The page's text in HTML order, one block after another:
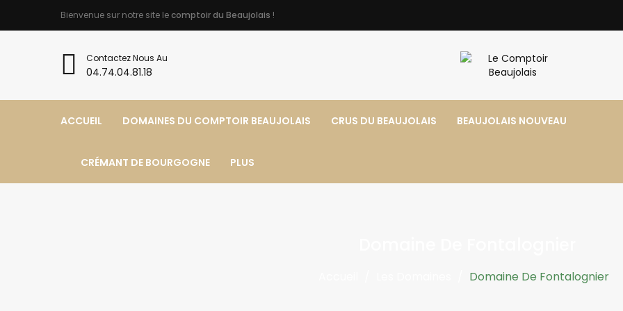
Bienvenue sur notre site lecomptoir du Beaujolais !
Contactez Nous Au
04.74.04.81.18
ACCUEIL DOMAINES DU COMPTOIR BEAUJOLAIS CRUS DU BEAUJOLAIS BEAUJOLAIS NOUVEAU
CRÉMANT DE BOURGOGNE PLUS
Domaine De Fontalognier